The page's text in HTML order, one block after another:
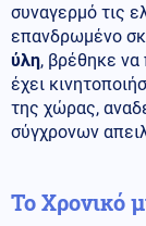
συναγερμό τις
επανδρωμένο
ύλη, βρέθηκε να
έχει
της χώρας,
σύγχρονων
Το Χρονικό